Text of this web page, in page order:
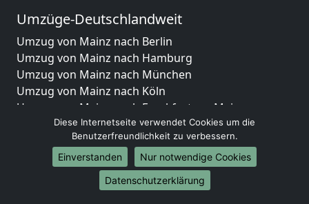
Umzüge-Deutschlandweit
Umzug von Mainz nach Berlin
Umzug von Mainz nach Hamburg
Umzug von Mainz nach München
Umzug von Mainz nach Köln
Umzug von Mainz nach Frankfurt am Main
Umzug von Mainz nach Stuttgart
Umzug von Mainz nach Düsseldorf
Umzug von Mainz nach Leipzig
Umzug von Mainz nach Dortmund
Umzug von Mainz nach Essen
Diese Internetseite verwendet Cookies um die
Benutzerfreundlichkeit zu verbessern.
Einverstanden
Nur notwendige Cookies
Datenschutzerklärung